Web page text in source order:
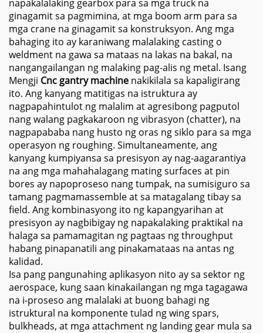
napakalalaking gearbox para sa mga truck na
ginagamit sa pagmimina, at mga boom arm para sa
mga crane na ginagamit sa konstruksyon. Ang mga
bahaging ito ay karaniwang malalaking casting o
weldment na gawa sa mataas na lakas na bakal, na
nangangailangan ng malaking pag-alis ng metal. Isang
Mengji Cnc gantry machine nakikilala sa kapaligirang
ito. Ang kanyang matitigas na istruktura ay
nagpapahintulot ng malalim at agresibong pagputol
nang walang pagkakaroon ng vibrasyon (chatter), na
nagpapababa nang husto ng oras ng siklo para sa mga
operasyon ng roughing. Simultaneamente, ang
kanyang kumpiyansa sa presisyon ay nag-aagarantiya
na ang mga mahahalagang mating surfaces at pin
bores ay napoproseso nang tumpak, na sumisiguro sa
tamang pagmamassemble at sa matagalang tibay sa
field. Ang kombinasyong ito ng kapangyarihan at
presisyon ay nagbibigay ng napakalaking praktikal na
halaga sa pamamagitan ng pagtaas ng throughput
habang pinapanatili ang pinakamataas na antas ng
kalidad.
Isa pang pangunahing aplikasyon nito ay sa sektor ng
aerospace, kung saan kinakailangan ng mga tagagawa
na i-proseso ang malalaki at buong bahagi ng
istruktural na komponente tulad ng wing spars,
bulkheads, at mga attachment ng landing gear mula sa